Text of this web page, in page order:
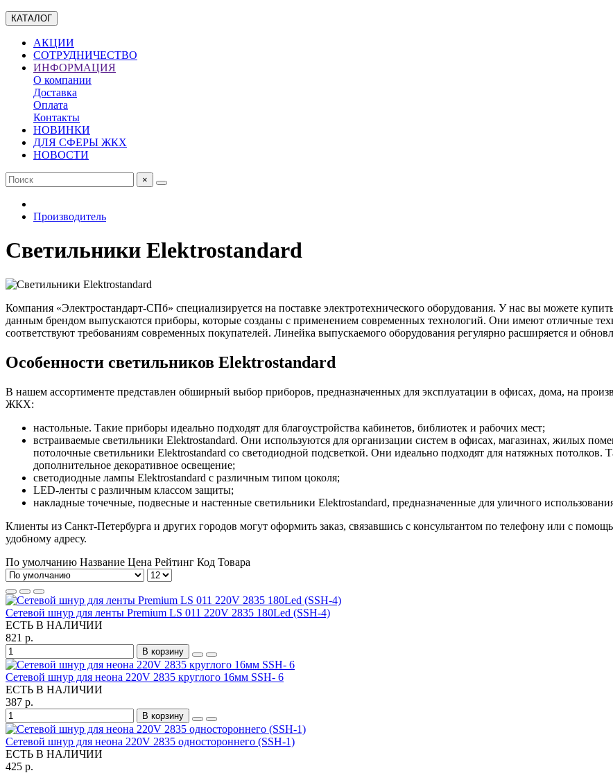
КАТАЛОГ
АКЦИИ
СОТРУДНИЧЕСТВО
ИНФОРМАЦИЯ
О компании
Доставка
Оплата
Контакты
НОВИНКИ
ДЛЯ СФЕРЫ ЖКХ
НОВОСТИ
×
Производитель
Светильники Elektrostandard
Компания «Электростандарт-СПб» специализируется на поставке электротехнического оборудования. У нас вы можете
данным брендом выпускаются приборы, которые созданы с применением современных технологий. Они имеют отличные
соответствуют требованиям современных покупателей. Линейка выпускаемого оборудования регулярно расширяется и
Особенности светильников Elektrostandard
В нашем ассортименте представлен обширный выбор приборов, предназначенных для эксплуатации в офисах, дома, на
ЖКХ:
настольные. Такие приборы идеально подходят для благоустройства кабинетов, библиотек и рабочих мест;
встраиваемые светильники Elektrostandard. Они используются для организации систем в офисах, магазинах, жилых
потолочные светильники Elektrostandard со светодиодной подсветкой. Они идеально подходят для натяжных потолков.
дополнительное декоративное освещение;
светодиодные лампы Elektrostandard с различным типом цоколя;
LED-ленты с различным классом защиты;
накладные точечные, подвесные и настенные светильники Elektrostandard, предназначенные для уличного
Клиенты из Санкт-Петербурга и других городов могут оформить заказ, связавшись с консультантом по телефону или с
удобному адресу.
По умолчанию Название Цена Рейтинг Код Товара
Сетевой шнур для ленты Premium LS 011 220V 2835 180Led (SSH-4)
ЕСТЬ В НАЛИЧИИ
821 р.
В корзину
Сетевой шнур для неона 220V 2835 круглого 16мм SSH- 6
ЕСТЬ В НАЛИЧИИ
387 р.
В корзину
Сетевой шнур для неона 220V 2835 одностороннего (SSH-1)
ЕСТЬ В НАЛИЧИИ
425 р.